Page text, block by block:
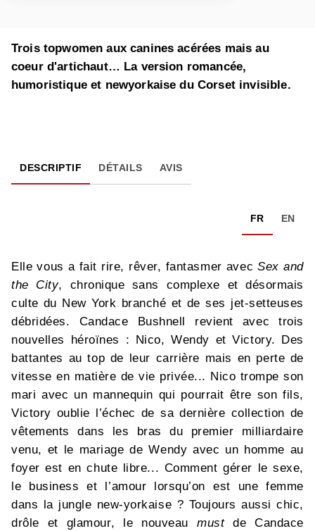
Trois topwomen aux canines acérées mais au
coeur d'artichaut… La version romancée,
humoristique et newyorkaise du Corset invisible.
DESCRIPTIF DÉTAILS AVIS
FR EN
Elle vous a fait rire, rêver, fantasmer avecSex and
the City, chronique sans complexe et désormais
culte du New York branché et de ses jet-setteuses
débridées. Candace Bushnell revient avec trois
nouvelles héroïnes : Nico, Wendy et Victory. Des
battantes au top de leur carrière mais en perte de
vitesse en matière de vie privée... Nico trompe son
mari avec un mannequin qui pourrait être son fils,
Victory oublie l’échec de sa dernière collection de
vêtements dans les bras du premier milliardaire
venu, et le mariage de Wendy avec un homme au
foyer est en chute libre... Comment gérer le sexe,
le business et l’amour lorsqu’on est une femme
dans la jungle new-yorkaise ? Toujours aussi chic,
drôle et glamour, le nouveau mustde Candace